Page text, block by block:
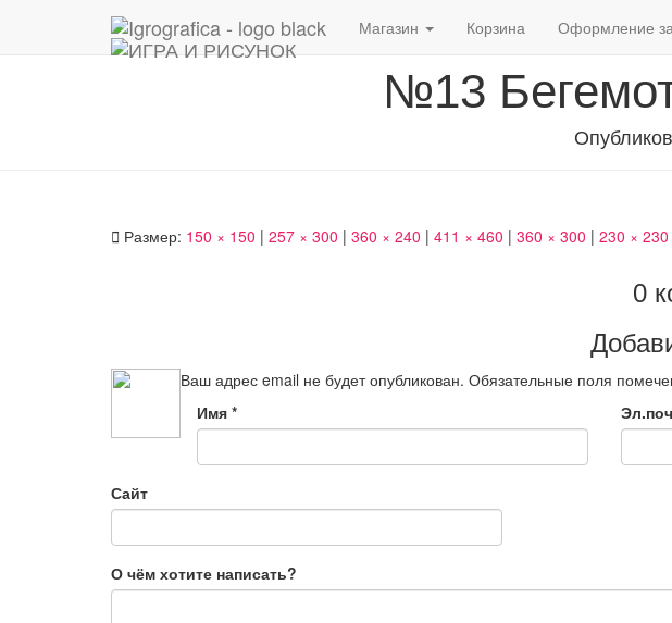
Магазин Корзина Оформление
№13
Размер: 150 × 150 | 257 × 300 | 360 × 240 | 411 × 460 | 360 × 300 | 230 × 230
0
Ваш адрес email не будет опубликован. Обязательные поля
Имя *
Сайт
О чём хотите написать?